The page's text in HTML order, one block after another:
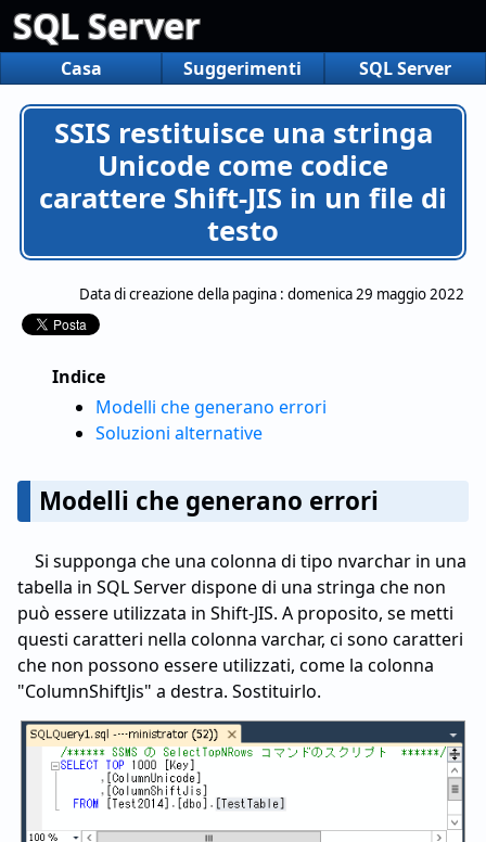
SQL Server
Casa Suggerimenti SQL Server
SSIS restituisce una stringa
Unicode come codice
carattere Shift-JIS in un file di
testo
Data di creazione della pagina : domenica 29 maggio 2022
Indice
Modelli che generano errori
Soluzioni alternative
Modelli che generano errori
Si supponga che una colonna di tipo nvarchar in una
tabella in SQL Server dispone di una stringa che non
può essere utilizzata in Shift-JIS. A proposito, se metti
questi caratteri nella colonna varchar, ci sono caratteri
che non possono essere utilizzati, come la colonna
"ColumnShiftJis" a destra. Sostituirlo.